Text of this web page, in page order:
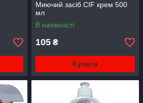
Миючий засіб CIF крем 500
мл
В наявності
105 ₴
Купити